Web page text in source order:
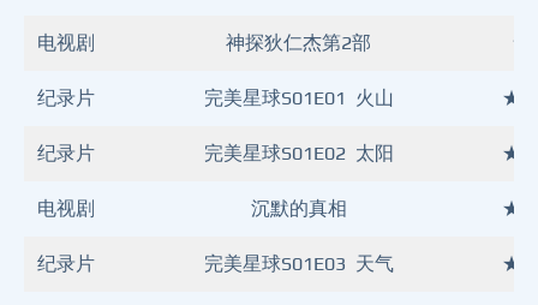
电视剧 神探狄仁杰第2部
纪录片 完美星球S01E01 火山
纪录片 完美星球S01E02 太阳
电视剧 沉默的真相
纪录片 完美星球S01E03 天气